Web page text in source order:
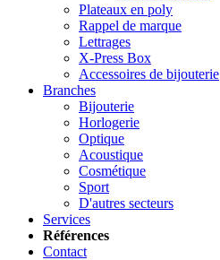
Plateaux en poly
Rappel de marque
Lettrages
X-Press Box
Accessoires de bijouterie
Branches
Bijouterie
Horlogerie
Optique
Acoustique
Cosmétique
Sport
D'autres secteurs
Services
Références
Contact